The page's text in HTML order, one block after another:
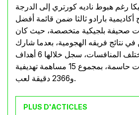
رغم هبوط ناديه كورتري إلى الدرجة
بارادو ثالثا ضمن قائمة أفضل
صحيفة بلجيكية متخصصة، حيث كان
نتائج فريقه الهجومية، بعدما شارك
في 31 مباراة بمختلف المنافسات، سجل خلالها 6 أهداف
وقدم 9 تمريرات حاسمة، بمجموع 15 مساهمة تهديفية
و2366 دقيقة لعب.
PLUS D'ACTICLES